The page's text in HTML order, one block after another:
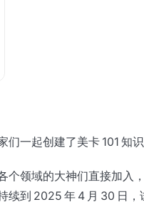
一起创建了美卡 101 知识
个领域的大神们直接加入
续到 2025 年 4 月 30 日